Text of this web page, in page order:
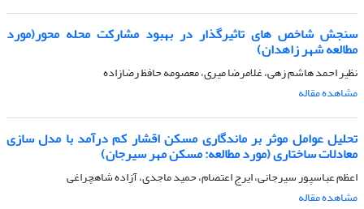
سنجش شاخص های تاثیرگذار در بهبود مشارکت محله محور(مورد
مطالعه شهر زاهدان)
نظیر احمد هاشم زهی، غلامرضا میری، معصومه حافظ رضازاده
مشاهده مقاله
تحلیل عوامل موثر بر ماندگاری مسکن اقشار کم درآمد با مدل سازی
معادلات ساختاری (مورد مطالعه: مسکن مهر سیرجان)
اعظم عباسپور سیرجانی، ایرج اعتصام، حمید ماجدی، آزاده شاهچراغی
مشاهده مقاله